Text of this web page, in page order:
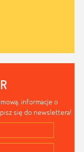
informacje o
się do newslettera!